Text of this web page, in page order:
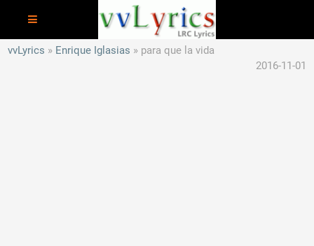
vvLyrics Enrique Iglasias
para que la vida
2016-11-01